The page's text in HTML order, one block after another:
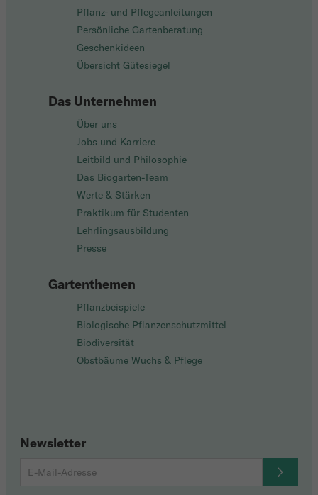
Pflanz- und Pflegeanleitungen
Persönliche Gartenberatung
Geschenkideen
Übersicht Gütesiegel
Das Unternehmen
Über uns
Jobs und Karriere
Leitbild und Philosophie
Das Biogarten-Team
Werte & Stärken
Praktikum für Studenten
Lehrlingsausbildung
Presse
Gartenthemen
Pflanzbeispiele
Biologische Pflanzenschutzmittel
Biodiversität
Obstbäume Wuchs & Pflege
Newsletter